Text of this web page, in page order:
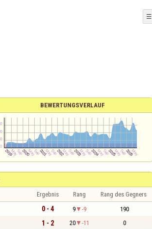
☰
BEWERTUNGSVERLAUF
Ergebnis Rang Rang des Gegners
0 - 4 9 -9 190
1 - 2 20 -11 0